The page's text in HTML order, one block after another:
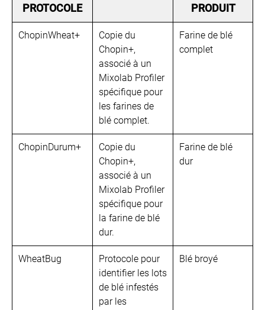
PROTOCOLE
PRODUIT
ChopinWheat+
Copie du
Chopin+,
associé à un
Mixolab Profiler
spécifique pour
les farines de
blé complet.
Farine de blé
complet
ChopinDurum+
Copie du
Chopin+,
associé à un
Mixolab Profiler
spécifique pour
la farine de blé
dur.
Farine de blé
dur
WheatBug
Protocole pour
identifier les lots
de blé infestés
par les
Blé broyé